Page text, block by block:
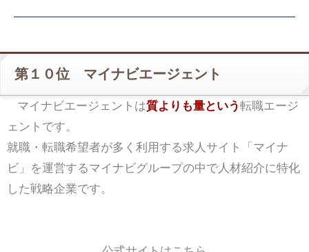
第１０位 マイナビエージェント
マイナビエージェントは質よりも量という転職エージ
ェントです。
就職・転職希望者が多く利用する求人サイト「マイナ
ビ」を運営するマイナビグループの中で人材紹介に特化
した戦略企業です。